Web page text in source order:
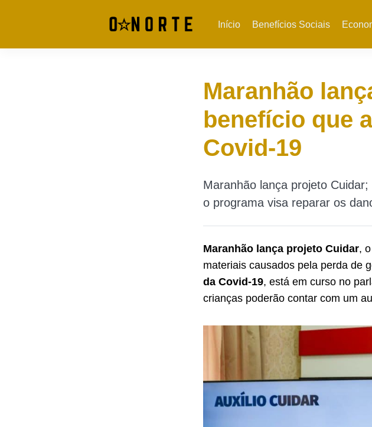
Início Benefícios Sociais
Maranhão
benefício que
Covid-19
Maranhão lança projeto
o programa visa reparar os
Maranhão lança projeto Cuidar,
materiais causados pela perda de
da Covid-19, está em curso no
crianças poderão contar com um